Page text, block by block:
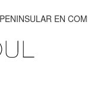
EN